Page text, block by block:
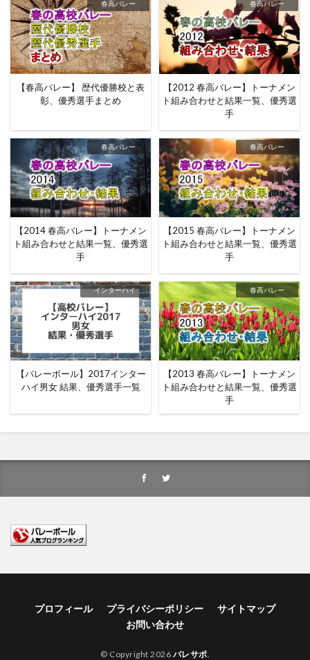
春高バレー
【春高バレー】 歴代優勝校と表
彰、優秀選手まとめ
春高バレー
【2012 春高バレー】トーナメン
ト組み合わせと結果一覧、優秀選
手
春高バレー
【2014 春高バレー】トーナメン
ト組み合わせと結果一覧、優秀選
手
春高バレー
【2015 春高バレー】トーナメン
ト組み合わせと結果一覧、優秀選
手
インターハイ
【バレーボール】2017インター
ハイ男女 結果、優秀選手一覧
春高バレー
【2013 春高バレー】トーナメン
ト組み合わせと結果一覧、優秀選
手
プロフィール プライバシーポリシー
サイトマップ
お問い合わせ
© Copyright 2026 バレサポ.